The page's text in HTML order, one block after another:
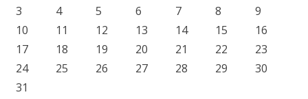
3
4 5 6 7 8
9
10
11 12 13 14 15
16
17
18 19 20 21 22
23
24
25 26 27 28 29
30
31